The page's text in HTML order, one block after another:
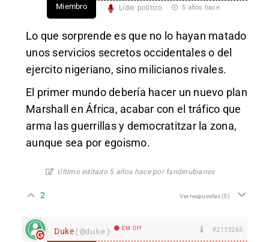
Miembro Líder político 5 años hace
Lo que sorprende es que no lo hayan matado
unos servicios secretos occidentales o del
ejercito nigeriano, sino milicianos rivales.
El primer mundo debería hacer un nuevo plan
Marshall en África, acabar con el tráfico que
arma las guerrillas y democratitzar la zona,
aunque sea por egoismo.
Último editado 5 años hace por fanderubianes
2 Ver respuestas(5)
Duke(@duke) EM Off #2113265